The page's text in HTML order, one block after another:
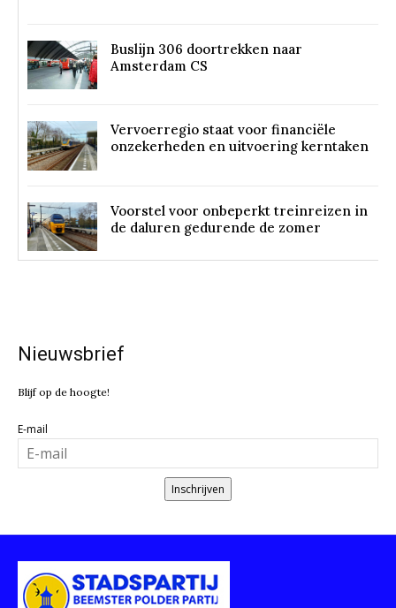
Buslijn 306 doortrekken naar
Amsterdam CS
Vervoerregio staat voor financiële
onzekerheden en uitvoering kerntaken
Voorstel voor onbeperkt treinreizen in
de daluren gedurende de zomer
Nieuwsbrief
Blijf op de hoogte!
E-mail
Inschrijven